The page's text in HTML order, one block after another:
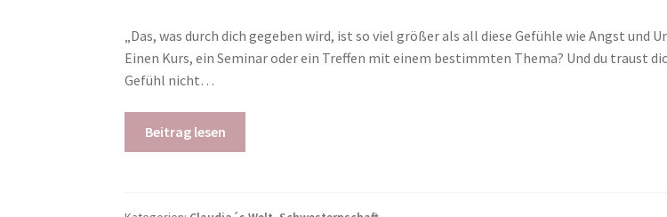
„Das, was durch dich gegeben wird, ist so viel größer als all diese Gefühle wie Angst und
Einen Kurs, ein Seminar oder ein Treffen mit einem bestimmten Thema? Und du traust
Gefühl nicht…
Beitrag lesen